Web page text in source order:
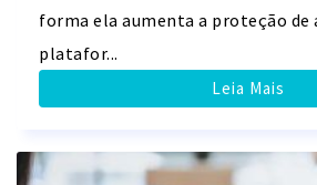
forma ela aumenta a proteção de
platafor...
Leia Mais